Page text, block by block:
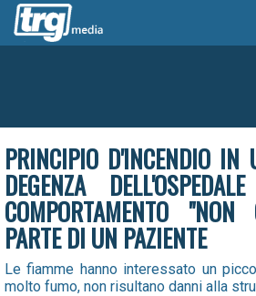
PRINCIPIO D'INCENDIO IN
DEGENZA
COMPORTAMENTO
PARTE DI UN PAZIENTE
Le fiamme hanno interessato un
molto fumo, non risultano danni alla